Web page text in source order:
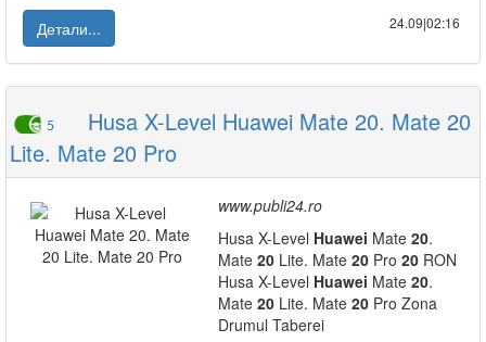
Детали...
24.09|02:16
5
Husa X-Level Huawei Mate 20. Mate 20
Lite. Mate 20 Pro
www.publi24.ro
Husa X-Level Huawei Mate 20.
Mate 20 Lite. Mate 20 Pro 20 RON
Husa X-Level Huawei Mate 20.
Mate 20 Lite. Mate 20 Pro Zona
Drumul Taberei